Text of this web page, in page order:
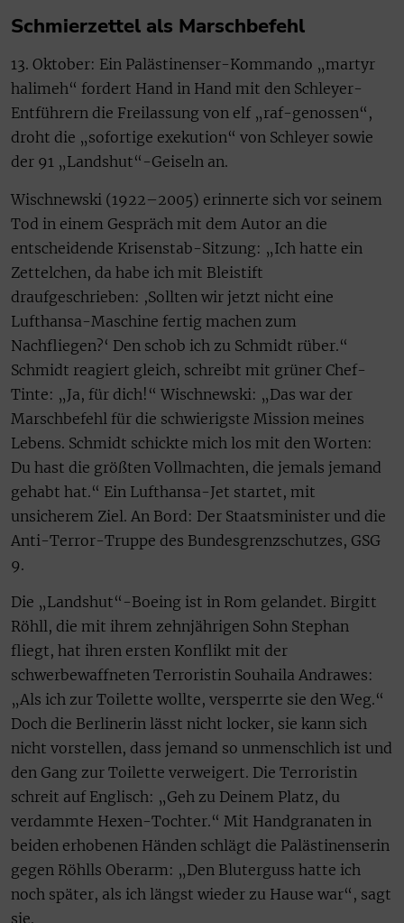
Schmierzettel als Marschbefehl
13. Oktober: Ein Palästinenser-Kommando „martyr
halimeh“ fordert Hand in Hand mit den Schleyer-
Entführern die Freilassung von elf „raf-genossen“,
droht die „sofortige exekution“ von Schleyer sowie
der 91 „Landshut“-Geiseln an.
Wischnewski (1922–2005) erinnerte sich vor seinem
Tod in einem Gespräch mit dem Autor an die
entscheidende Krisenstab-Sitzung: „Ich hatte ein
Zettelchen, da habe ich mit Bleistift
draufgeschrieben: ,Sollten wir jetzt nicht eine
Lufthansa-Maschine fertig machen zum
Nachfliegen?‘ Den schob ich zu Schmidt rüber.“
Schmidt reagiert gleich, schreibt mit grüner Chef-
Tinte: „Ja, für dich!“ Wischnewski: „Das war der
Marschbefehl für die schwierigste Mission meines
Lebens. Schmidt schickte mich los mit den Worten:
Du hast die größten Vollmachten, die jemals jemand
gehabt hat.“ Ein Lufthansa-Jet startet, mit
unsicherem Ziel. An Bord: Der Staatsminister und die
Anti-Terror-Truppe des Bundesgrenzschutzes, GSG
9.
Die „Landshut“-Boeing ist in Rom gelandet. Birgitt
Röhll, die mit ihrem zehnjährigen Sohn Stephan
fliegt, hat ihren ersten Konflikt mit der
schwerbewaffneten Terroristin Souhaila Andrawes:
„Als ich zur Toilette wollte, versperrte sie den Weg.“
Doch die Berlinerin lässt nicht locker, sie kann sich
nicht vorstellen, dass jemand so unmenschlich ist und
den Gang zur Toilette verweigert. Die Terroristin
schreit auf Englisch: „Geh zu Deinem Platz, du
verdammte Hexen-Tochter.“ Mit Handgranaten in
beiden erhobenen Händen schlägt die Palästinenserin
gegen Röhlls Oberarm: „Den Bluterguss hatte ich
noch später, als ich längst wieder zu Hause war“, sagt
sie.